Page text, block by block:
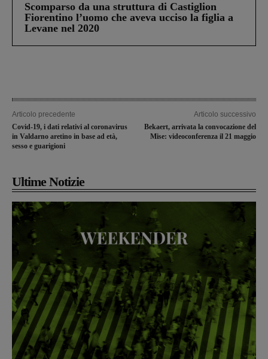
Scomparso da una struttura di Castiglion
Fiorentino l’uomo che aveva ucciso la figlia a
Levane nel 2020
Articolo precedente
Covid-19, i dati relativi al coronavirus
in Valdarno aretino in base ad età,
sesso e guarigioni
Articolo successivo
Bekaert, arrivata la convocazione del
Mise: videoconferenza il 21 maggio
Ultime Notizie